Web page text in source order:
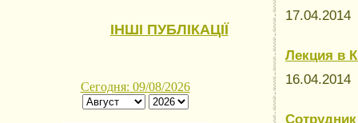
ІНШІ ПУБЛІКАЦІЇ
17.04.2014
Лекция в
16.04.2014